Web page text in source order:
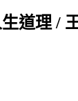
道理 /